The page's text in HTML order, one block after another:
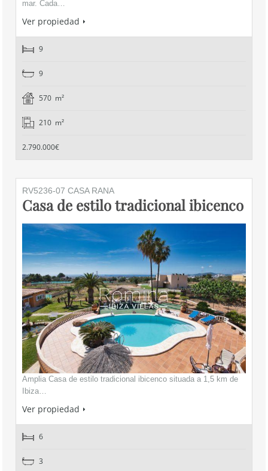
mar. Cada…
Ver propiedad
9
9
570 m²
210 m²
2.790.000€
RV5236-07 CASA RANA
Casa de estilo tradicional ibicenco
Amplia Casa de estilo tradicional ibicenco situada a 1,5 km de
Ibiza…
Ver propiedad
6
3